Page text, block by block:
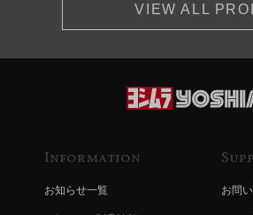
VIEW ALL
Information
お知らせ一覧 お問